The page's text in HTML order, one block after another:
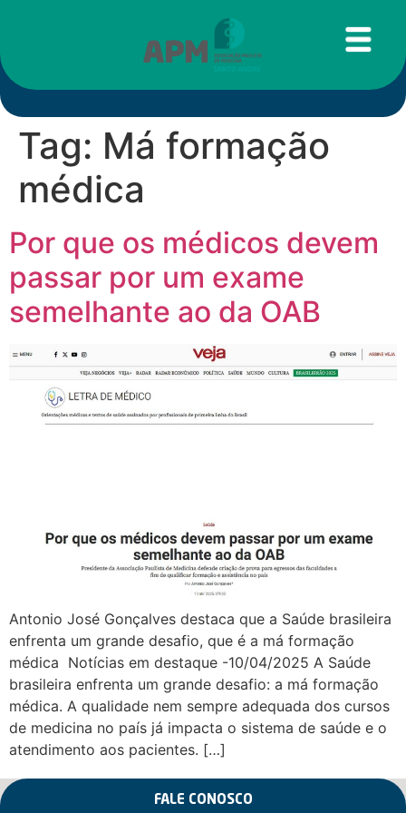
Tag: Má formação
médica
Por que os médicos devem
passar por um exame
semelhante ao da OAB
Antonio José Gonçalves destaca que a Saúde brasileira
enfrenta um grande desafio, que é a má formação
médica Notícias em destaque -10/04/2025 A Saúde
brasileira enfrenta um grande desafio: a má formação
médica. A qualidade nem sempre adequada dos cursos
de medicina no país já impacta o sistema de saúde e o
atendimento aos pacientes. […]
FALE CONOSCO